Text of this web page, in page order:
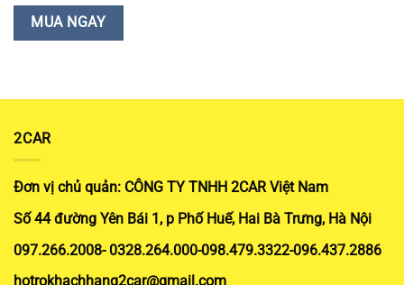
MUA NGAY
2CAR
Đơn vị chủ quản: CÔNG TY TNHH 2CAR Việt Nam
Số 44 đường Yên Bái 1, p Phố Huế, Hai Bà Trưng, Hà Nội
097.266.2008- 0328.264.000-098.479.3322-096.437.2886
hotrokhachhang2car@gmail.com